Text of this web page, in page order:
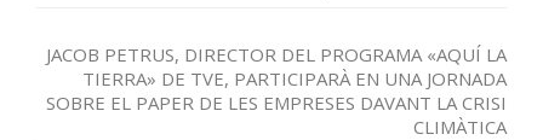
JACOB PETRUS, DIRECTOR DEL PROGRAMA «AQUÍ LA
TIERRA» DE TVE, PARTICIPARÀ EN UNA JORNADA
SOBRE EL PAPER DE LES EMPRESES DAVANT LA CRISI
CLIMÀTICA